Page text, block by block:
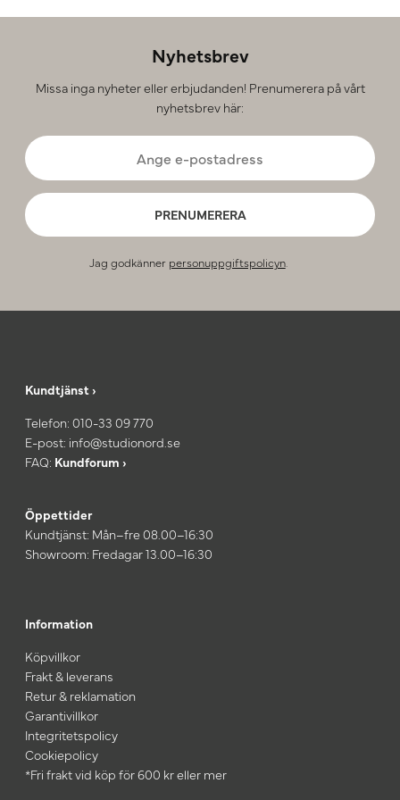
Nyhetsbrev
Missa inga nyheter eller erbjudanden! Prenumerera på vårt
nyhetsbrev här:
PRENUMERERA
Jag godkänner personuppgiftspolicyn.
Kundtjänst ›
Telefon: 010-33 09 770
E-post: info@studionord.se
FAQ: Kundforum ›
Öppettider
Kundtjänst: Mån–fre 08.00–16:30
Showroom: Fredagar 13.00–16:30
Information
Köpvillkor
Frakt & leverans
Retur & reklamation
Garantivillkor
Integritetspolicy
Cookiepolicy
*Fri frakt vid köp för 600 kr eller mer